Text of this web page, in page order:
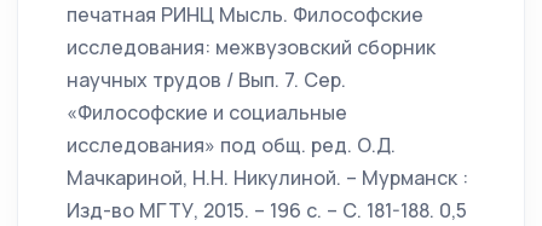
печатная РИНЦ Мысль. Философские
исследования: межвузовский сборник
научных трудов / Вып. 7. Сер.
«Философские и социальные
исследования» под общ. ред. О.Д.
Мачкариной, Н.Н. Никулиной. – Мурманск :
Изд-во МГТУ, 2015. – 196 с. – С. 181-188. 0,5